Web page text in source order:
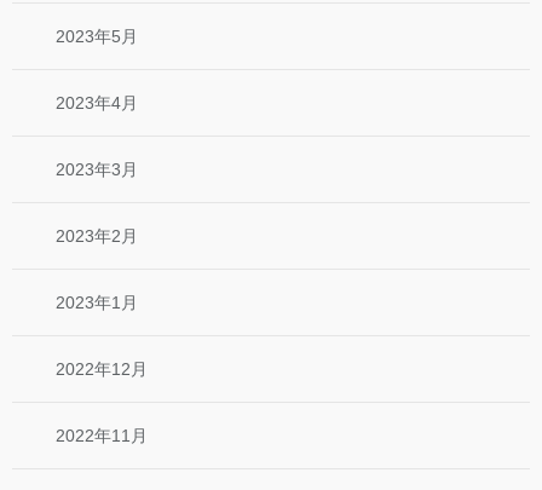
2023年5月
2023年4月
2023年3月
2023年2月
2023年1月
2022年12月
2022年11月